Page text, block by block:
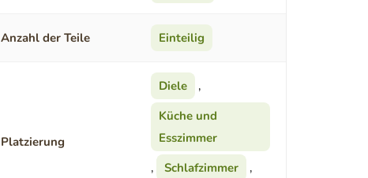
Anzahl der Teile Einteilig
Platzierung
Diele
,
Küche und
Esszimmer
,
Schlafzimmer
,